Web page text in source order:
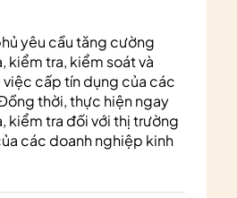
yêu cầu tăng cường
kiểm tra, kiểm soát và
cấp tín dụng của các
thời, thực hiện ngay
kiểm tra đối với thị trường
các doanh nghiệp kinh